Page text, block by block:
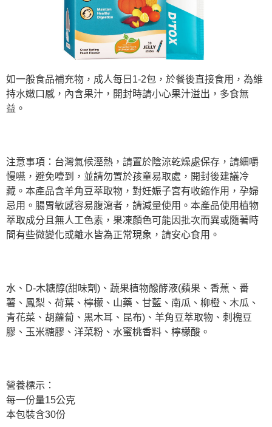
https://aftee.tw/terms/#terms3
３．未成年的使用者請事先徵得法定代理人或監護人之同意方可使用
「AFTEE先享後付」，若未經同意申辦者引起之損失，本公司不負相關責
４．使用「AFTEE先享後付」時，將依據個別帳號之用戶狀況，依本公司即
時審查核予不同之上限額度；若仍有額度不足之情形，本公司將視審查結果
５．嚴禁一人註冊多個帳號或使用他人資訊註冊。若發現惡意使用之情形，
恩沛科技股份有限公司將有權停止該用戶之使用額度並採取法律行動。
如一般食品補充物，成人每日1-2包，於餐後直接食用，為維
持水嫩口感，內含果汁，開封時請小心果汁溢出，多食無
益。
注意事項：台灣氣候溼熱，請置於陰涼乾燥處保存，請細嚼
慢嚥，避免噎到，並請勿置於孩童易取處，開封後建議冷
藏。本產品含羊角豆萃取物，對妊娠子宮有收縮作用，孕婦
忌用。腸胃敏感容易腹瀉者，請減量使用。本產品使用植物
萃取成分且無人工色素，果凍顏色可能因批次而異或隨著時
間有些微變化或離水皆為正常現象，請安心食用。
水、D-木糖醇(甜味劑)、蔬果植物醱酵液(蘋果、香蕉、番
薯、鳳梨、荷葉、檸檬、山藥、甘藍、南瓜、柳橙、木瓜、
青花菜、胡蘿蔔、黑木耳、昆布)、羊角豆萃取物、刺槐豆
膠、玉米糖膠、洋菜粉、水蜜桃香料、檸檬酸。
營養標示：
每一份量15公克
本包裝含30份